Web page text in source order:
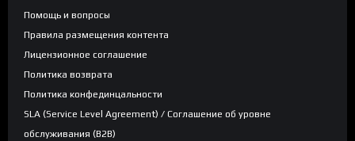
Помощь и вопросы
Правила размещения контента
Лицензионное соглашение
Политика возврата
Политика конфединцальности
SLA (Service Level Agreement) / Соглашение об уровне
обслуживания (B2B)